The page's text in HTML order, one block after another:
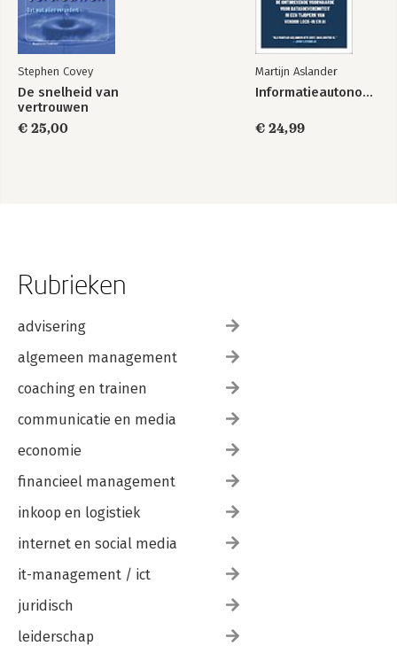
Stephen Covey
De snelheid van
vertrouwen
€ 25,00
Martijn Aslander
Informatieautonomie
€ 24,99
Rubrieken
advisering
algemeen management
coaching en trainen
communicatie en media
economie
financieel management
inkoop en logistiek
internet en social media
it-management / ict
juridisch
leiderschap